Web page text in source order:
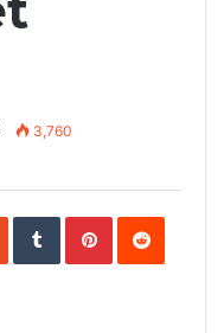
3,760
StumbleUpon
TumblrPinterestReddit